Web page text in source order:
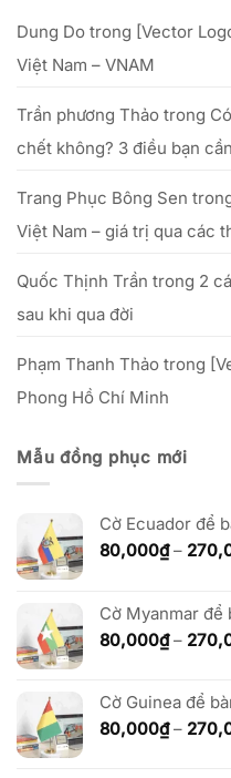
25/09
đến
20/10/2025
Tổ
hiệu
quả
với
số
Dung Do trong [Vector
Việt Nam – VNAM
Trần phương Thảo trong
chết không? 3 điều bạn
Trang Phục Bông Sen
Việt Nam – giá trị qua các
Quốc Thịnh Trần trong 2
sau khi qua đời
Phạm Thanh Thảo trong
Phong Hồ Chí Minh
Mẫu đồng phục mới
Cờ Ecuador để
80,000₫ –
Cờ Myanmar để
80,000₫ –
Cờ Guinea để
80,000₫ –